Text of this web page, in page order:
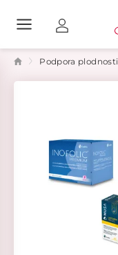
Podpora plodnosti